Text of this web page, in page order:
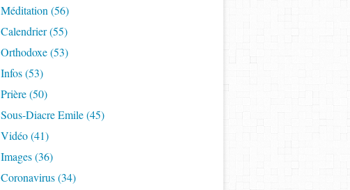
Méditation (56)
Calendrier (55)
Orthodoxe (53)
Infos (53)
Prière (50)
Sous-Diacre Emile (45)
Vidéo (41)
Images (36)
Coronavirus (34)